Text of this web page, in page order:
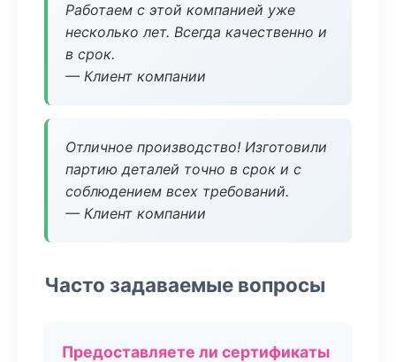
Работаем с этой компанией уже
несколько лет. Всегда качественно и
в срок.
— Клиент компании
Отличное производство! Изготовили
партию деталей точно в срок и с
соблюдением всех требований.
— Клиент компании
Часто задаваемые вопросы
Предоставляете ли сертификаты